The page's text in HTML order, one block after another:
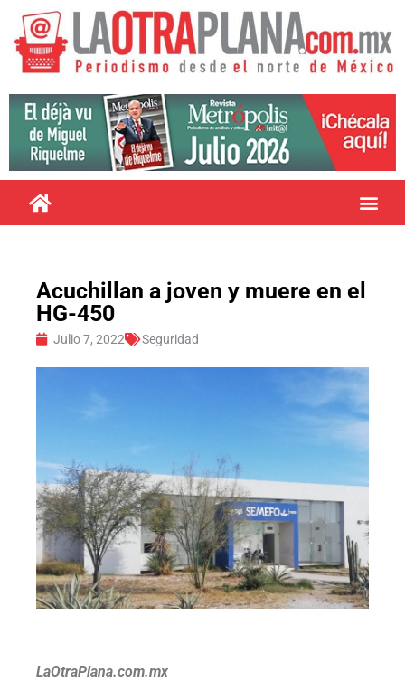
Acuchillan a joven y muere en el
HG-450
Julio 7, 2022 Seguridad
LaOtraPlana.com.mx